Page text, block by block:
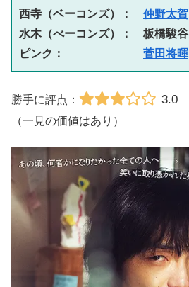
西寺（ベーコンズ）： 仲野太賀
水木（べーコンズ）：　板橋駿谷
ピンク： 菅田将暉
勝手に評点： 3.0
（一見の価値はあり）